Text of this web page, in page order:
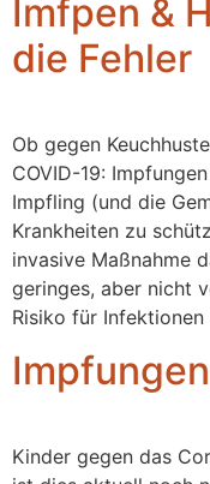
Imfpen &
die Fehler
Ob gegen
COVID-19:
Impfling (und die
Krankheiten zu
invasive Maßnahme
geringes, aber nicht
Risiko für
Kinder gegen das